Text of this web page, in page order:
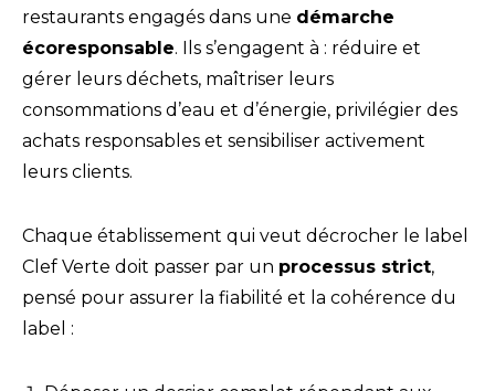
restaurants engagés dans une démarche
écoresponsable. Ils s’engagent à : réduire et
gérer leurs déchets, maîtriser leurs
consommations d’eau et d’énergie, privilégier des
achats responsables et sensibiliser activement
leurs clients.
Chaque établissement qui veut décrocher le label
Clef Verte doit passer par un processus strict,
pensé pour assurer la fiabilité et la cohérence du
label :